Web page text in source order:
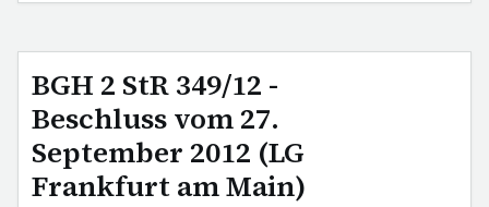
BGH 2 StR 349/12 -
Beschluss vom 27.
September 2012 (LG
Frankfurt am Main)